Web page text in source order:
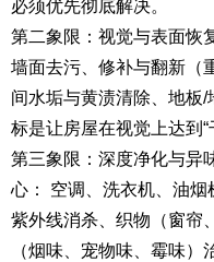
必须优先彻底解决。
第二象限：视觉与表面恢
墙面去污、修补与翻新（
间水垢与黄渍清除、地板/
标是让房屋在视觉上达到“
第三象限：深度净化与异
心： 空调、洗衣机、油
紫外线消杀、织物（窗帘
（烟味、宠物味、霉味